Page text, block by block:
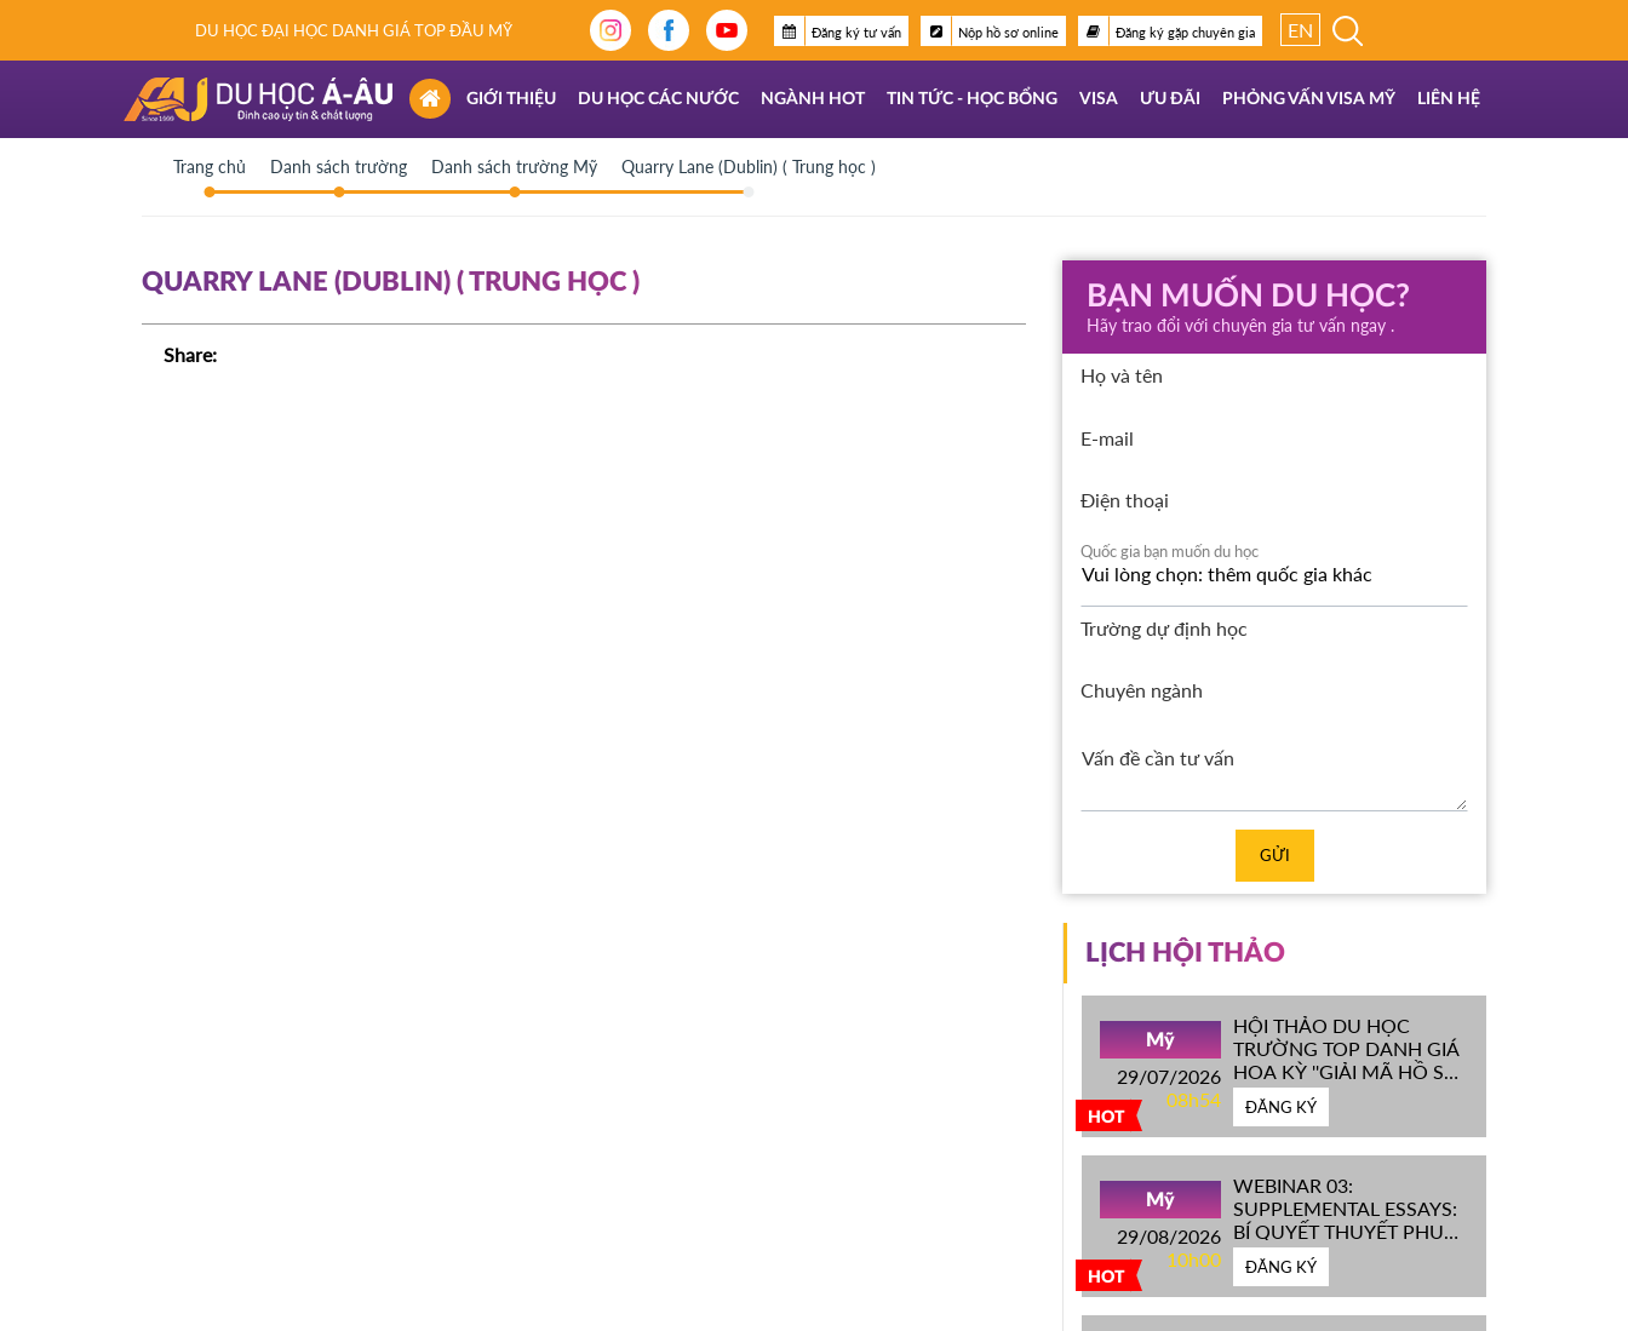
DU HỌC ĐẠI HỌC DANH GIÁ TOP ĐẦU MỸ Đăng ký tư vấn Nộp hồ sơ online Đăng ký gặp chuyên gia EN
(CURRENT)
GIỚI THIỆU DU HỌC CÁC NƯỚC NGÀNH HOT TIN TỨC - HỌC BỔNG VISA ƯU ĐÃI PHỎNG VẤN VISA MỸ LIÊN HỆ
Trang chủ Danh sách trường Danh sách trường Mỹ Quarry Lane (Dublin) ( Trung học )
QUARRY LANE (DUBLIN) ( TRUNG HỌC )
Share:
BẠN MUỐN DU HỌC?
Hãy trao đổi với chuyên gia tư vấn ngay .
Họ và tên
E-mail
Điện thoại
Quốc gia bạn muốn du học
Trường dự định học
Chuyên ngành
GỬI
LỊCH HỘI THẢO
HOT
Mỹ
29/07/2026
08h54
HỘI THẢO DU HỌC
TRƯỜNG TOP DANH GIÁ
HOA KỲ ''GIẢI MÃ HỒ SƠ
IVY LEAGUE''
ĐĂNG KÝ
HOT
Mỹ
29/08/2026
10h00
WEBINAR 03:
SUPPLEMENTAL ESSAYS:
BÍ QUYẾT THUYẾT PHỤC
HỘI ĐỒNG TUYỂN SINH
ĐH TOP ĐẦU MỸ
ĐĂNG KÝ